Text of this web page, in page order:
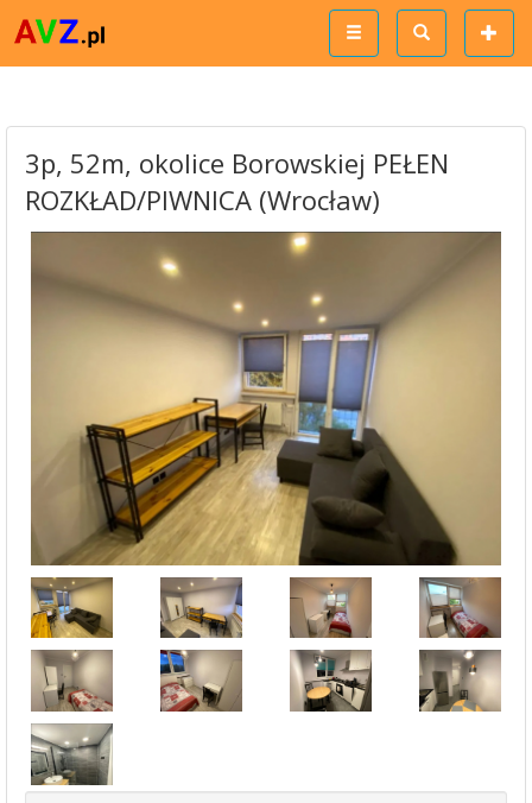
3p, 52m, okolice Borowskiej PEŁEN
ROZKŁAD/PIWNICA (Wrocław)